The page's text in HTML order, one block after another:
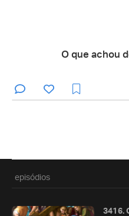
O que achou
episódios
3416.